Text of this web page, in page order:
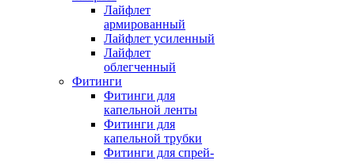
Лайфлет
армированный
Лайфлет усиленный
Лайфлет
облегченный
Фитинги
Фитинги для
капельной ленты
Фитинги для
капельной трубки
Фитинги для спрей-